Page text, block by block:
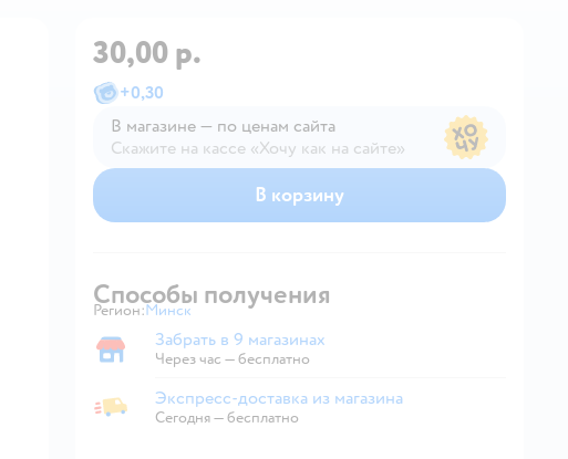
30,00 р.
+0,30
В магазине — по ценам сайта
Скажите на кассе «Хочу как на сайте»
В магазине — по ценам сайта
В корзину
Способы получения
Регион: Выбор адреса доставки.
Минск
Забрать в магазине
Забрать в 9 магазинах
Через час — бесплатно
Экспресс-доставка из магазина
Экспресс-доставка из магазина
Сегодня—бесплатно